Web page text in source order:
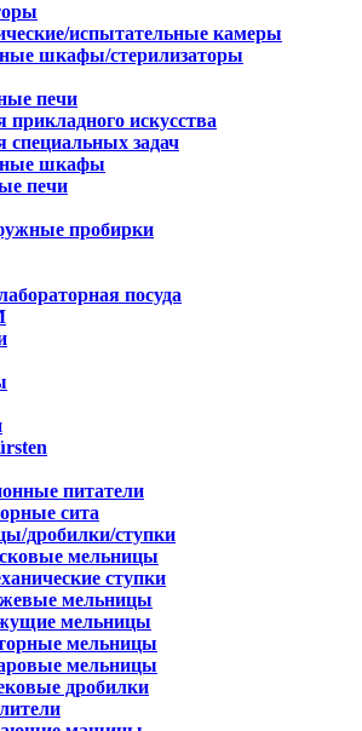
испытательные камеры
шкафы/стерилизаторы
печи
прикладного искусства
специальных задач
шкафы
печи
пробирки
посуда
питатели
сита
дробилки/ступки
мельницы
ступки
мельницы
мельницы
мельницы
мельницы
дробилки